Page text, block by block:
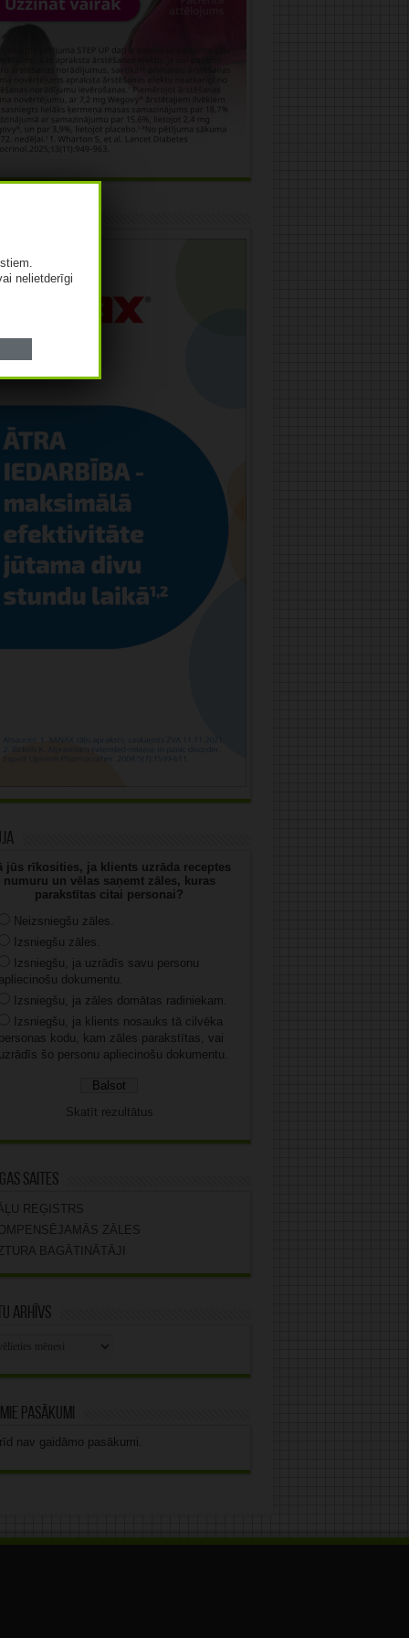
jūs rīkosities, ja klients uzrāda receptes
numuru un vēlas saņemt zāles, kuras
parakstītas citai personai?
Neizsniegšu zāles.
Izsniegšu zāles.
Izsniegšu, ja uzrādīs savu personu
dokumentu.
Izsniegšu, ja zāles domātas radiniekam.
Izsniegšu, ja klients nosauks tā cilvēka
kodu, kam zāles parakstītas, vai
šo personu apliecinošu dokumentu.
Skatīt rezultātus
saites
REĢISTRS
ZĀLES
BAGĀTINĀTĀJI
arhīvs
pasākumi
nav gaidāmo pasākumi.
nelietderīgi